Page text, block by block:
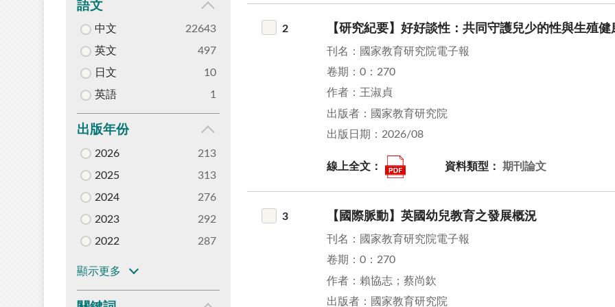
語文
中文
22643
英文
497
日文
10
英語
1
出版年份
2026
213
2025
313
2024
276
2023
292
2022
287
顯示更多
2 【研究紀要】好好談性：共同守護兒少的性與生殖健
刊名：國家教育研究院電子報
卷期：0：270
作者：王淑貞
出版者：國家教育研究院
出版日期：2026/08
線上全文： 資料類型： 期刊論文
3 【國際脈動】英國幼兒教育之發展概況
刊名：國家教育研究院電子報
卷期：0：270
作者：賴協志；蔡尚欽
出版者：國家教育研究院